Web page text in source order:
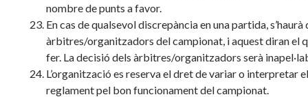
nombre de punts a favor.
En cas de qualsevol discrepància en una partida, s’haurà
àrbitres/organitzadors del campionat, i aquest diran el
fer. La decisió dels àrbitres/organitzadors serà
L’organització es reserva el dret de variar o interpretar
reglament pel bon funcionament del campionat.